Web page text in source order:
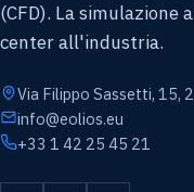
(CFD). La simulazione
center all'industria.
Via Filippo Sassetti, 15,
info@eolios.eu
+33 1 42 25 45 21